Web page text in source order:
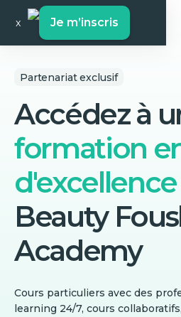
x Je m’inscris
Partenariat exclusif
Accédez à
formation
d'excellence
Beauty
Academy
Cours particuliers avec des
learning 24/7, cours